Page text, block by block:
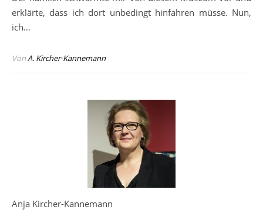
erklärte, dass ich dort unbedingt hinfahren müsse. Nun,
ich…
VonA. Kircher-Kannemann
Anja Kircher-Kannemann